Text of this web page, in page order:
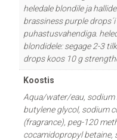
heledale blondile ja
brassiness purple
puhastusvahendiga.
blondidele: segage 2-3
drops koos 10 g
Koostis
Aqua/water/eau, sodium
butylene glycol, sodium
(fragrance), peg-120
cocamidopropyl betaine,